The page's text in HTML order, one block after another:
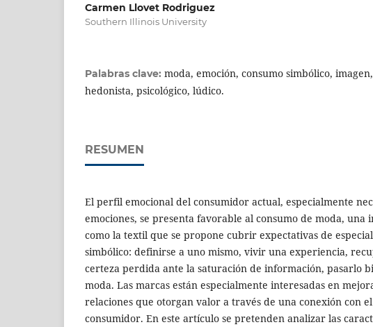
Carmen Llovet Rodriguez
Southern Illinois University
Palabras clave: moda, emoción, consumo simbólico,
hedonista, psicológico, lúdico.
RESUMEN
El perfil emocional del consumidor actual, especialmente
emociones, se presenta favorable al consumo de moda, una
como la textil que se propone cubrir expectativas de
simbólico: definirse a uno mismo, vivir una experiencia,
certeza perdida ante la saturación de información, pasarlo
moda. Las marcas están especialmente interesadas en
relaciones que otorgan valor a través de una conexión con el
consumidor. En este artículo se pretenden analizar las